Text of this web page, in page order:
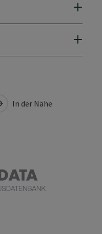
In der Nähe